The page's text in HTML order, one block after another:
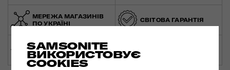
SAMSONITE
ВИКОРИСТОВУЄ
COOKIES
МЕРЕЖА МАГАЗИНІВ
ПО УКРАЇНІ
СВІТОВА ГАРАНТІЯ
ЗРОБЛЕНО В ЄВРОПІ
КОНСУЛЬТАЦІЯ